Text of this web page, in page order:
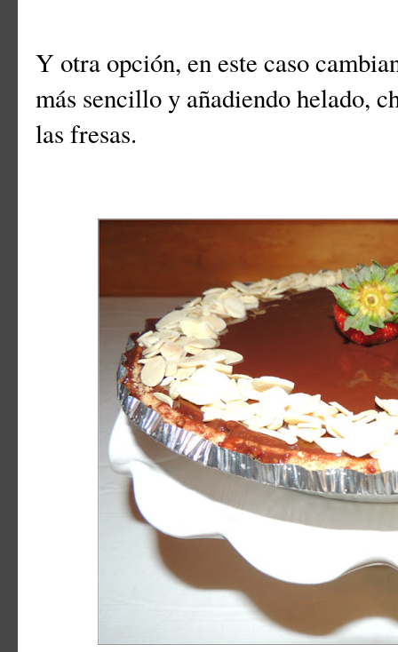
Y otra opción, en este caso
más sencillo y añadiendo helado,
las fresas.